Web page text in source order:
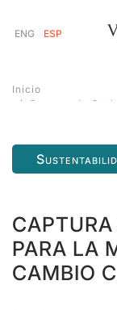
ENG ESP
Inicio
Captura de
PARA LA
CAMBIO